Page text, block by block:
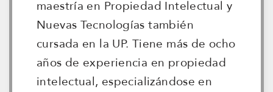
maestría en Propiedad Intelectual y
Nuevas Tecnologías también
cursada en la UP. Tiene más de ocho
años de experiencia en propiedad
intelectual, especializándose en